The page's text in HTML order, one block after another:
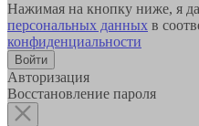
Нажимая на кнопку ниже, я
персональных данных в
конфиденциальности
Авторизация
Восстановление пароля